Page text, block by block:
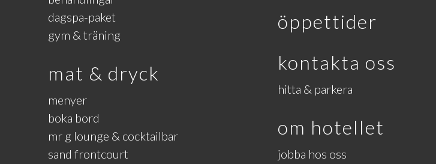
dagspa-paket
gym & träning
mat & dryck
menyer
boka bord
mr g lounge & cocktailbar
sand frontcourt
öppettider
kontakta oss
hitta & parkera
om hotellet
jobba hos oss